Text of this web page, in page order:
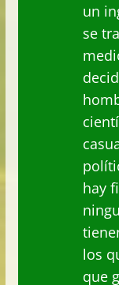
un
se
hay
los
que